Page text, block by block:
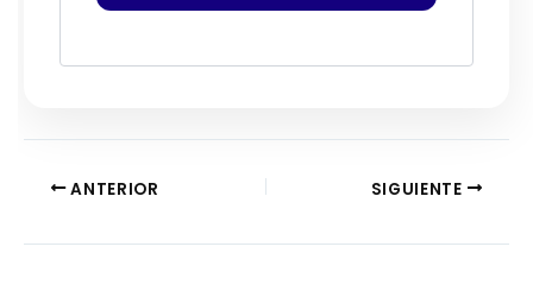
ANTERIOR SIGUIENTE